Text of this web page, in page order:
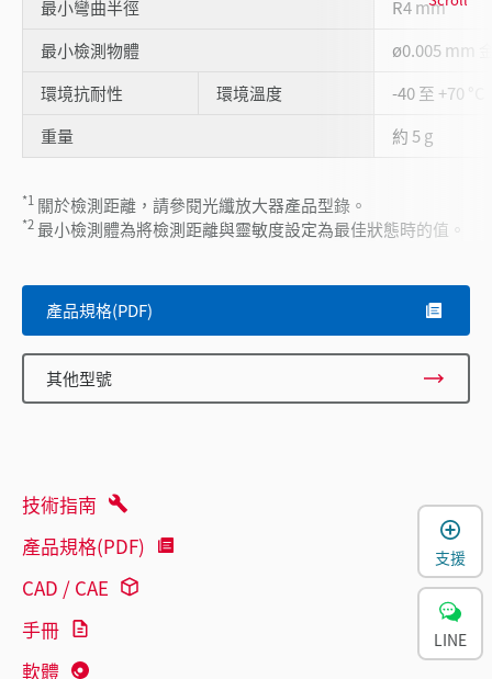
最小彎曲半徑
R4 mm
最小檢測物體
ø0.005 mm
環境抗耐性
環境溫度
-40 至 +70 °C
重量
約 5 g
*1 關於檢測距離，請參閱光纖放大器產品型錄。
*2 最小檢測體為將檢測距離與靈敏度設定為最佳狀態時的值。
產品規格(PDF)
其他型號
技術指南
產品規格(PDF)
CAD / CAE
手冊
軟體
支援
LINE